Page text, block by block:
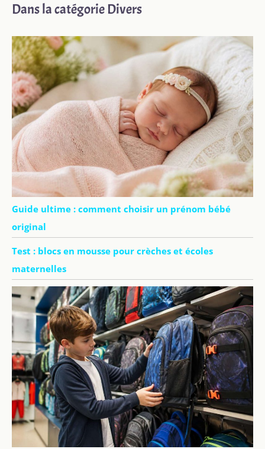
Dans la catégorie Divers
Guide ultime : comment choisir un prénom bébé
original
Test : blocs en mousse pour crèches et écoles
maternelles